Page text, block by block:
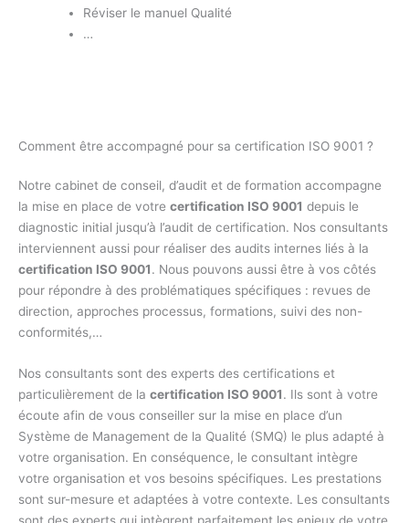
Réviser le manuel Qualité
…
Comment être accompagné pour sa certification ISO 9001 ?
Notre cabinet de conseil, d’audit et de formation accompagne
la mise en place de votre certification ISO 9001 depuis le
diagnostic initial jusqu’à l’audit de certification. Nos consultants
interviennent aussi pour réaliser des audits internes liés à la
certification ISO 9001. Nous pouvons aussi être à vos côtés
pour répondre à des problématiques spécifiques : revues de
direction, approches processus, formations, suivi des non-
conformités,…
Nos consultants sont des experts des certifications et
particulièrement de la certification ISO 9001. Ils sont à votre
écoute afin de vous conseiller sur la mise en place d’un
Système de Management de la Qualité (SMQ) le plus adapté à
votre organisation. En conséquence, le consultant intègre
votre organisation et vos besoins spécifiques. Les prestations
sont sur-mesure et adaptées à votre contexte. Les consultants